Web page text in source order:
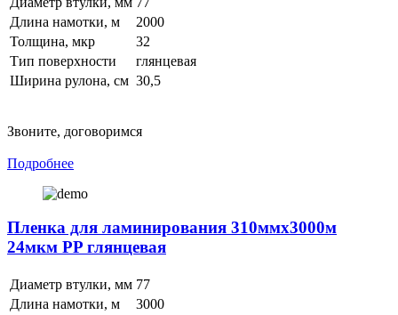
Длина намотки, м
2000
Толщина, мкр
32
Тип поверхности
глянцевая
Ширина рулона, см 30,5
Звоните, договоримся
Подробнее
Пленка для ламинирования 310ммх3000м
24мкм PP глянцевая
Диаметр втулки, мм 77
Длина намотки, м
3000